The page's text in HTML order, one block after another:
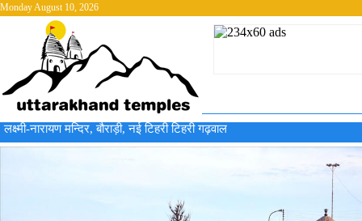
Monday August 10, 2026
लक्ष्मी-नारायण मन्दिर, बौराड़ी, नई टिहरी टिहरी गढ़वाल